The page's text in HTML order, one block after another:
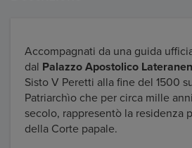
Accompagnati da una guida
dal Palazzo Apostolico
Sisto V Peretti alla fine del 1500
Patriarchìo che per circa mille
secolo, rappresentò la residenza
della Corte papale.